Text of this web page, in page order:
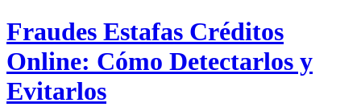
Fraudes Estafas Créditos
Online: Cómo Detectarlos y
Evitarlos